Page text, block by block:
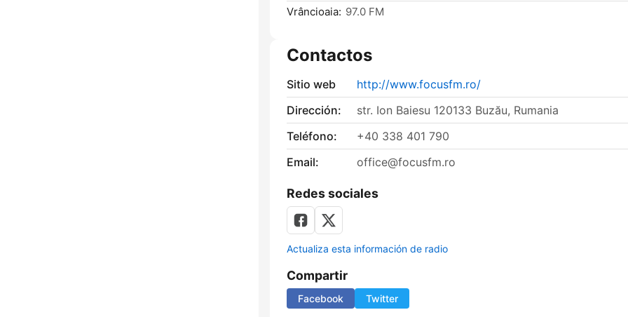
Vrâncioaia: 97.0 FM
Contactos
Sitio web
http://www.focusfm.ro/
Dirección:
str. Ion Baiesu 120133 Buzău, Rumania
Teléfono:
+40 338 401 790
Email:
office@focusfm.ro
Redes sociales
Actualiza esta información de radio
Compartir
Facebook Twitter